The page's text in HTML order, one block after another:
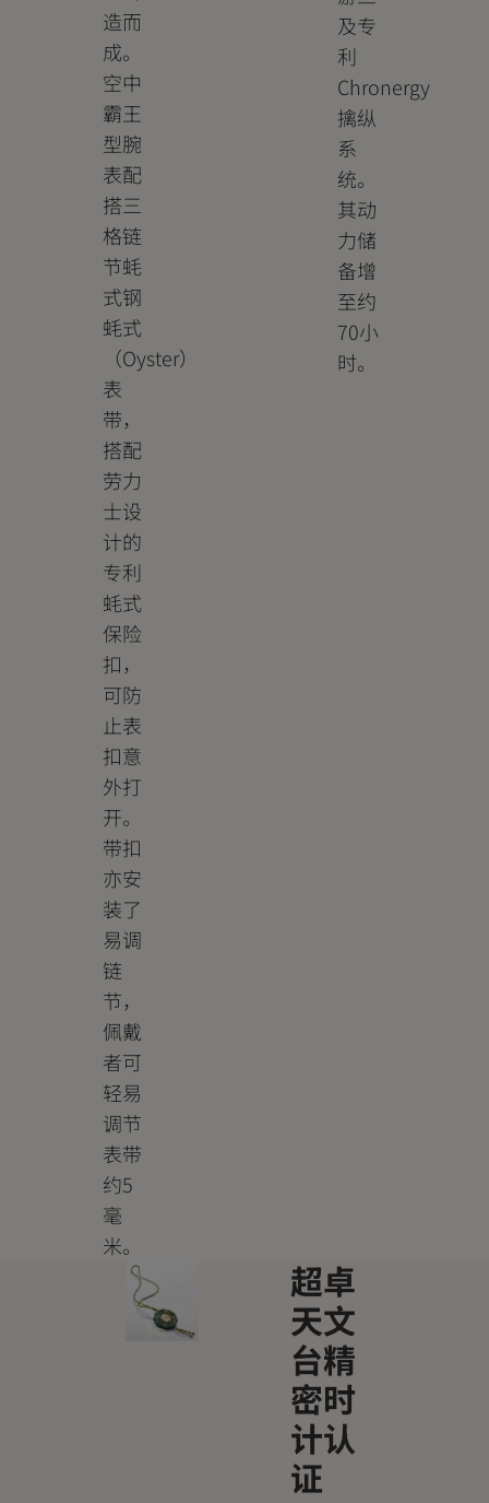
造而
成。
空中
霸王
型腕
表配
搭三
格链
节蚝
式钢
蚝式
（Oyster）
表
带，
搭配
劳力
士设
计的
专利
蚝式
保险
扣，
可防
止表
扣意
外打
开。
带扣
亦安
装了
易调
链
节，
佩戴
者可
轻易
调节
表带
约5
毫
米。
及专
利
Chronergy
擒纵
系
统。
其动
力储
备增
至约
70小
时。
超卓
天文
台精
密时
计认
证